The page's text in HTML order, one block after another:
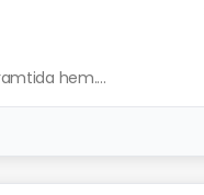
hem....